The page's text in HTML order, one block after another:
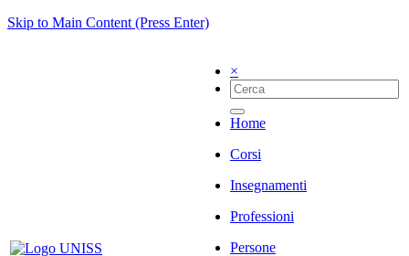
Skip to Main Content (Press Enter)
×
Home
Corsi
Insegnamenti
Professioni
Persone